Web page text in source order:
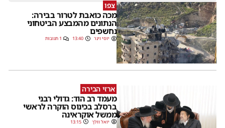
צפו
מכה כואבת לטרור בבירה:
הנתונים מהמבצע הביטחוני
נחשפים
יוסי וינר 13:40 1 תגובות
ארזי הבירה
מעמד רב הוד: גדולי רבני
ברסלב בכינוס הוקרה לראשי
ממשל אוקראינה
יואל וולך 13:15